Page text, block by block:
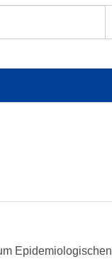
Epidemiologischen